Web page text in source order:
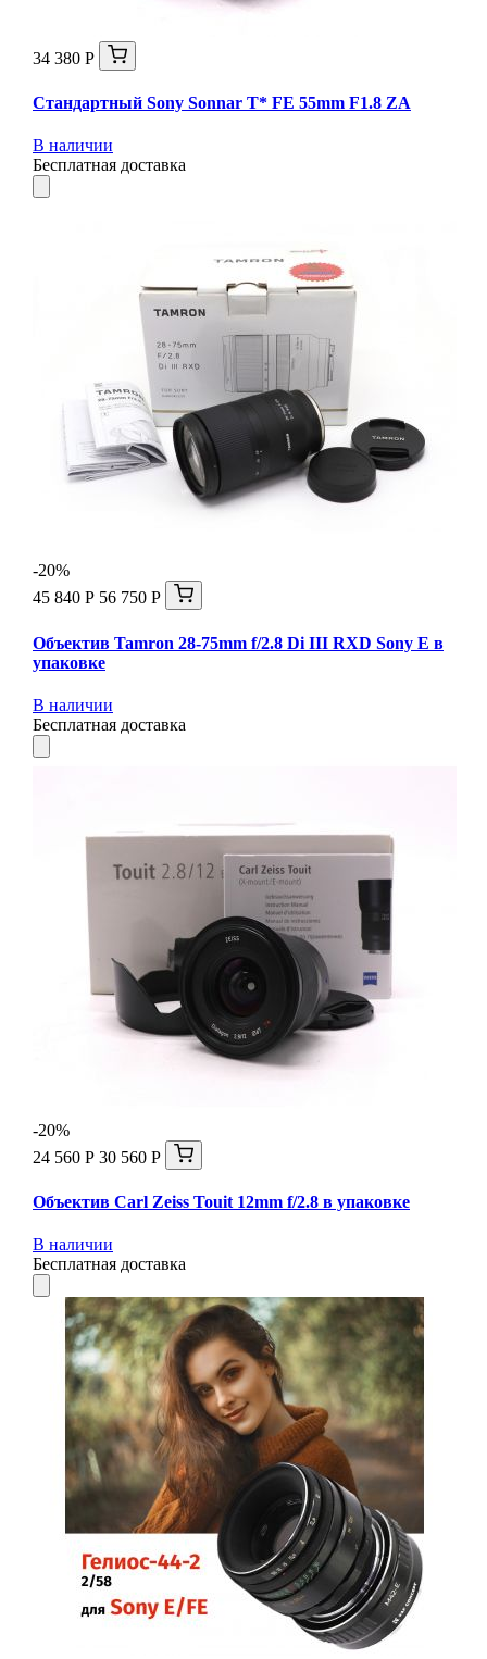
34 380 Р
Стандартный Sony Sonnar T* FE 55mm F1.8 ZA
В наличии
Бесплатная доставка
-20%
45 840 Р 56 750 Р
Объектив Tamron 28-75mm f/2.8 Di III RXD Sony E в
упаковке
В наличии
Бесплатная доставка
-20%
24 560 Р 30 560 Р
Объектив Carl Zeiss Touit 12mm f/2.8 в упаковке
В наличии
Бесплатная доставка